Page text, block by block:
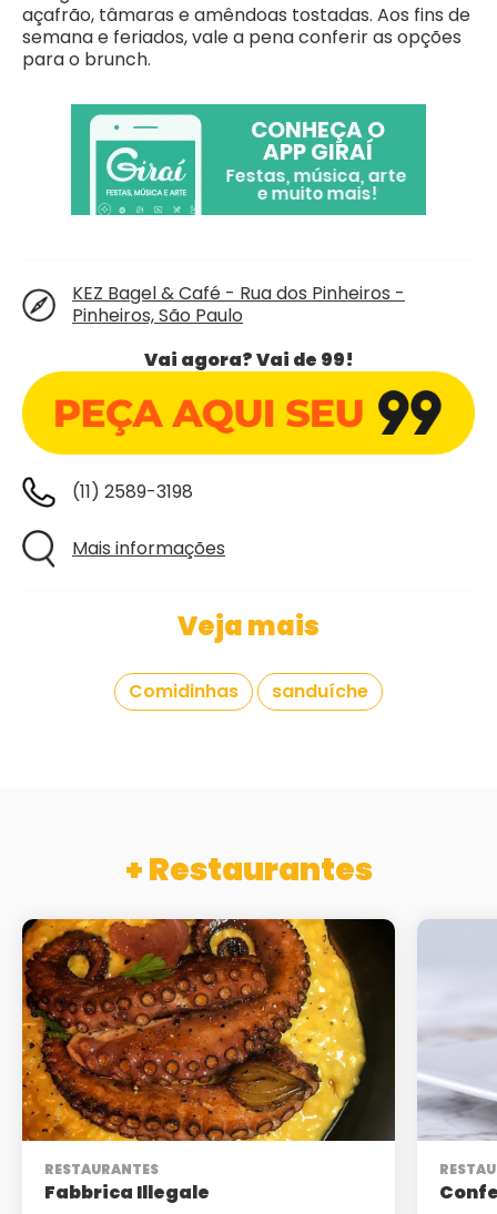
açafrão, tâmaras e amêndoas tostadas. Aos fins de
semana e feriados, vale a pena conferir as opções
para o brunch.
KEZ Bagel & Café - Rua dos Pinheiros -
Pinheiros, São Paulo
Vai agora? Vai de 99!
(11) 2589-3198
Mais informações
Veja mais
Comidinhas sanduíche
+ Restaurantes
RESTAURANTES
Fabbrica Illegale